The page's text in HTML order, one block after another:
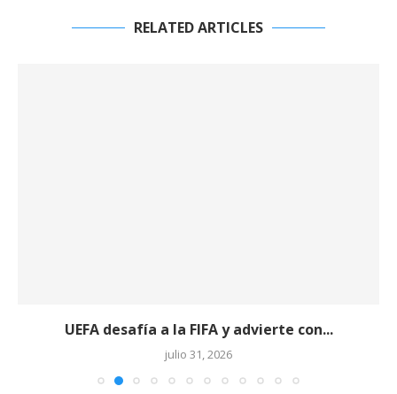
RELATED ARTICLES
UEFA desafía a la FIFA y advierte con...
julio 31, 2026